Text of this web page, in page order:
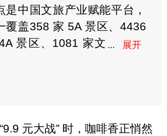
是中国文旅产业赋能平台，
覆盖358 家 5A 景区、4436
景区、1081 家文
技股份有限公司（新三板上
元大战” 时，咖啡香正悄然